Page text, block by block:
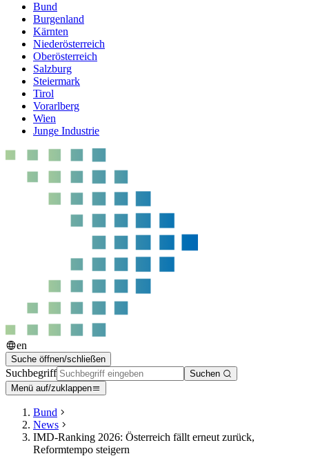
Bund
Burgenland
Kärnten
Niederösterreich
Oberösterreich
Salzburg
Steiermark
Tirol
Vorarlberg
Wien
Junge Industrie
en
Suche öffnen/schließen
Suchbegriff
Suchen
Menü auf/zuklappen
Bund
News
IMD-Ranking 2026: Österreich fällt erneut zurück,
Reformtempo steigern